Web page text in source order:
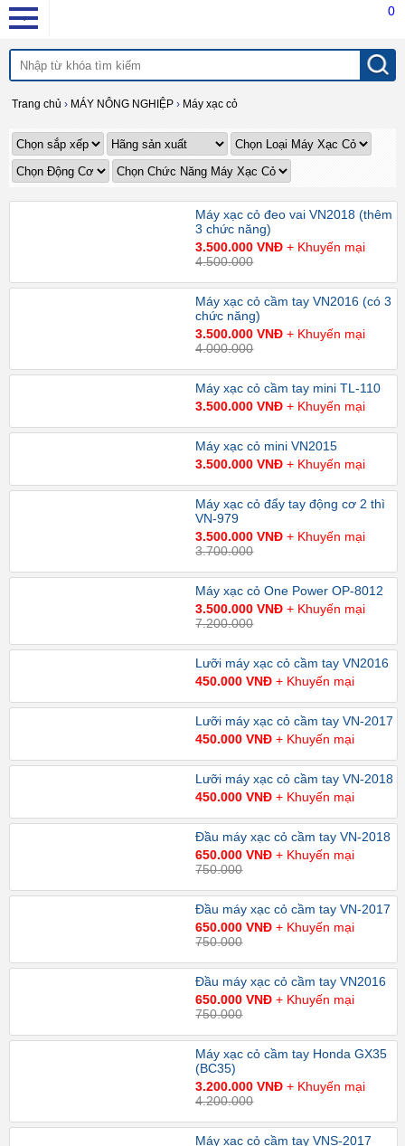
0
Trang chủ › MÁY NÔNG NGHIỆP › Máy xạc cỏ
Máy xạc cỏ đeo vai VN2018 (thêm
3 chức năng)
3.500.000 VNĐ+ Khuyến mại
4.500.000
Máy xạc cỏ cầm tay VN2016 (có 3
chức năng)
3.500.000 VNĐ+ Khuyến mại
4.000.000
Máy xạc cỏ cầm tay mini TL-110
3.500.000 VNĐ+ Khuyến mại
Máy xạc cỏ mini VN2015
3.500.000 VNĐ+ Khuyến mại
Máy xạc cỏ đẩy tay động cơ 2 thì
VN-979
3.500.000 VNĐ+ Khuyến mại
3.700.000
Máy xạc cỏ One Power OP-8012
3.500.000 VNĐ+ Khuyến mại
7.200.000
Lưỡi máy xạc cỏ cầm tay VN2016
450.000 VNĐ+ Khuyến mại
Lưỡi máy xạc cỏ cầm tay VN-2017
450.000 VNĐ+ Khuyến mại
Lưỡi máy xạc cỏ cầm tay VN-2018
450.000 VNĐ+ Khuyến mại
Đầu máy xạc cỏ cầm tay VN-2018
650.000 VNĐ+ Khuyến mại
750.000
Đầu máy xạc cỏ cầm tay VN-2017
650.000 VNĐ+ Khuyến mại
750.000
Đầu máy xạc cỏ cầm tay VN2016
650.000 VNĐ+ Khuyến mại
750.000
Máy xạc cỏ cầm tay Honda GX35
(BC35)
3.200.000 VNĐ+ Khuyến mại
4.200.000
Máy xạc cỏ cầm tay VNS-2017